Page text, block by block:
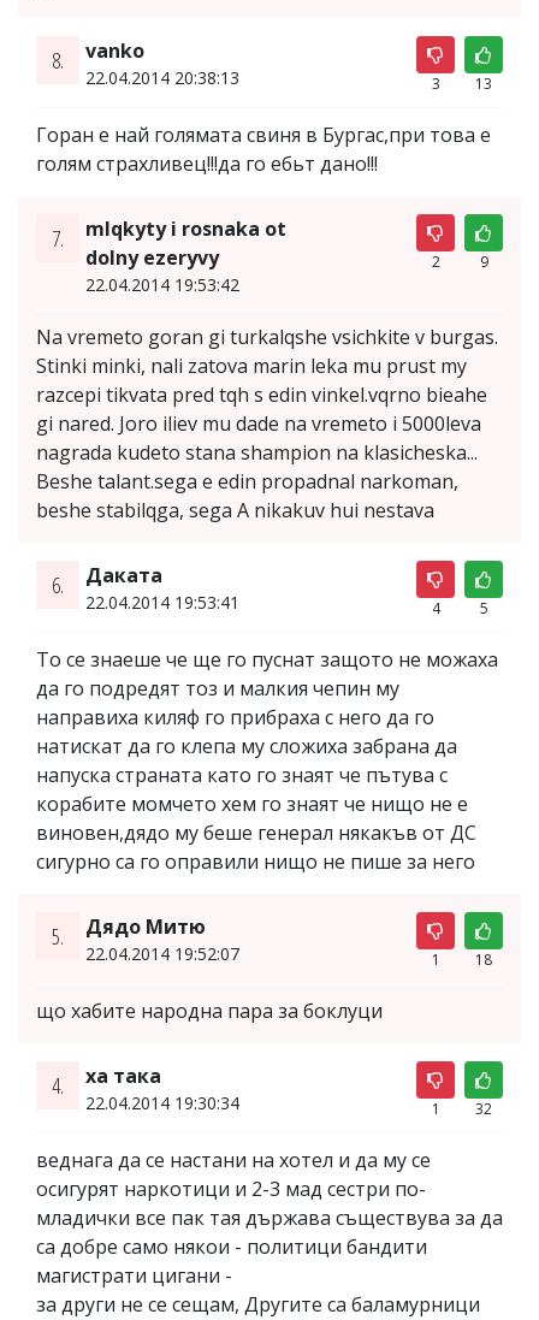
8. vanko
22.04.2014 20:38:13 3 13
Горан е най голямата свиня в Бургас,при това е
голям страхливец!!!да го ебьт дано!!!
7.
mlqkyty i rosnaka ot
dolny ezeryvy
22.04.2014 19:53:42
2 9
Na vremeto goran gi turkalqshe vsichkite v burgas.
Stinki minki, nali zatova marin leka mu prust my
razcepi tikvata pred tqh s edin vinkel.vqrno bieahe
gi nared. Joro iliev mu dade na vremeto i 5000leva
nagrada kudeto stana shampion na klasicheska...
Beshe talant.sega e edin propadnal narkoman,
beshe stabilqga, sega A nikakuv hui nestava
6. Даката
22.04.2014 19:53:41 4 5
То се знаеше че ще го пуснат защото не можаха
да го подредят тоз и малкия чепин му
направиха киляф го прибраха с него да го
натискат да го клепа му сложиха забрана да
напуска страната като го знаят че пътува с
корабите момчето хем го знаят че нищо не е
виновен,дядо му беше генерал някакъв от ДС
сигурно са го оправили нищо не пише за него
5. Дядо Митю
22.04.2014 19:52:07 1 18
що хабите народна пара за боклуци
4. ха така
22.04.2014 19:30:34 1 32
веднага да се настани на хотел и да му се
осигурят наркотици и 2-3 мад сестри по-
младички все пак тая държава съществува за да
са добре само някои - политици бандити
магистрати цигани -
за други не се сещам, Другите са баламурници